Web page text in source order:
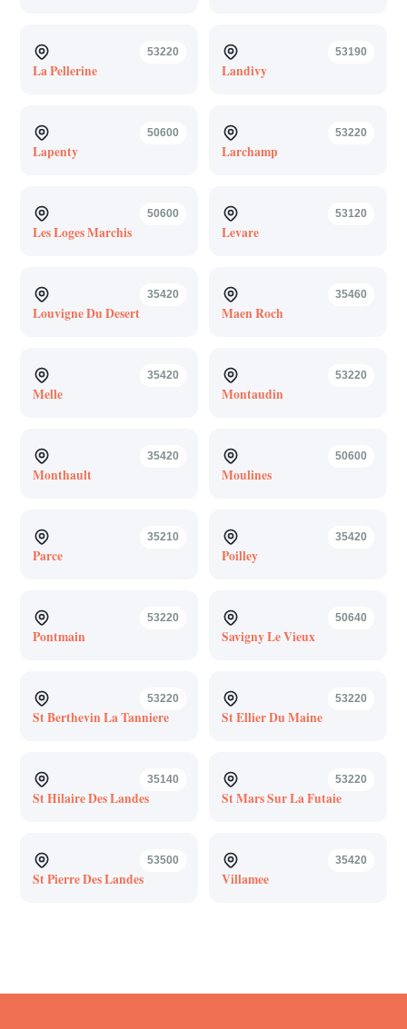
53220
La Pellerine
53190
Landivy
50600
Lapenty
53220
Larchamp
50600
Les Loges Marchis
53120
Levare
35420
Louvigne Du Desert
35460
Maen Roch
35420
Melle
53220
Montaudin
35420
Monthault
50600
Moulines
35210
Parce
35420
Poilley
53220
Pontmain
50640
Savigny Le Vieux
53220
St Berthevin La Tanniere
53220
St Ellier Du Maine
35140
St Hilaire Des Landes
53220
St Mars Sur La Futaie
53500
St Pierre Des Landes
35420
Villamee